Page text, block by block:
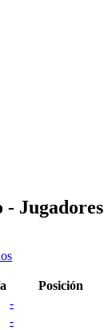
- Jugadores
Posición
-
-